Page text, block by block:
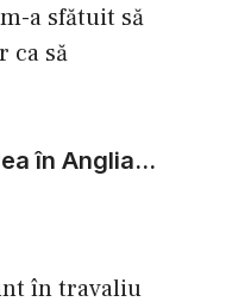
a sfătuit să
ca să
în Anglia…
în travaliu